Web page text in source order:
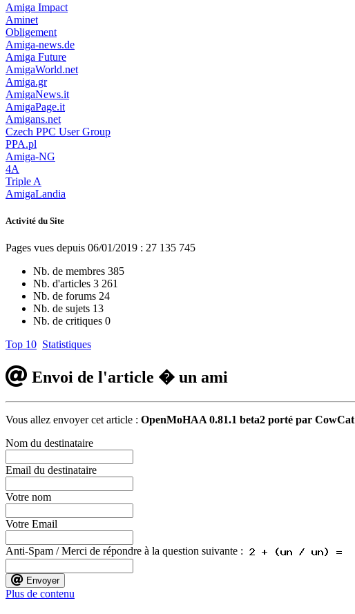
Amiga Impact
Aminet
Obligement
Amiga-news.de
Amiga Future
AmigaWorld.net
Amiga.gr
AmigaNews.it
AmigaPage.it
Amigans.net
Czech PPC User Group
PPA.pl
Amiga-NG
4A
Triple A
AmigaLandia
Activité du Site
Pages vues depuis 06/01/2019 : 27 135 745
Nb. de membres 385
Nb. d'articles 3 261
Nb. de forums 24
Nb. de sujets 13
Nb. de critiques 0
Top 10 Statistiques
Envoi de l'article � un ami
Vous allez envoyer cet article : OpenMoHAA 0.81.1 beta2 porté par CowCat
Nom du destinataire
Email du destinataire
Votre nom
Votre Email
Anti-Spam / Merci de répondre à la question suivante :
Envoyer
Plus de contenu